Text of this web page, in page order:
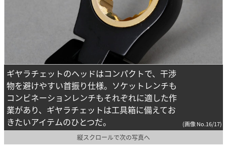
ギヤラチェットのヘッドはコンパクトで、干渉
物を避けやすい首振り仕様。ソケットレンチも
コンビネーションレンチもそれぞれに適した作
業があり、ギヤラチェットは工具箱に備えてお
きたいアイテムのひとつだ。
(画像 No.16/17)
縦スクロールで次の写真へ